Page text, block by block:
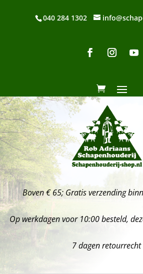
040 284 1302
Boven € 65; Gratis verzending
Op werkdagen voor 10:00 besteld,
7 dagen retourrecht